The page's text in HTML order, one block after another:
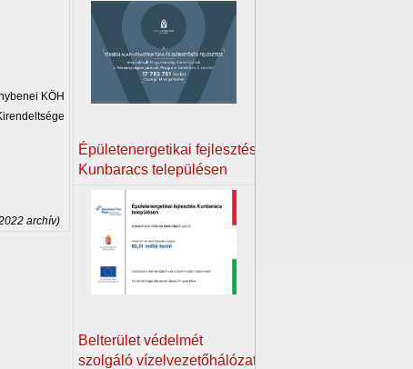
KÖH
archív)
Épületenergetikai fejlesztés
Kunbaracs településen
Belterület védelmét
szolgáló vízelvezetőhálózat